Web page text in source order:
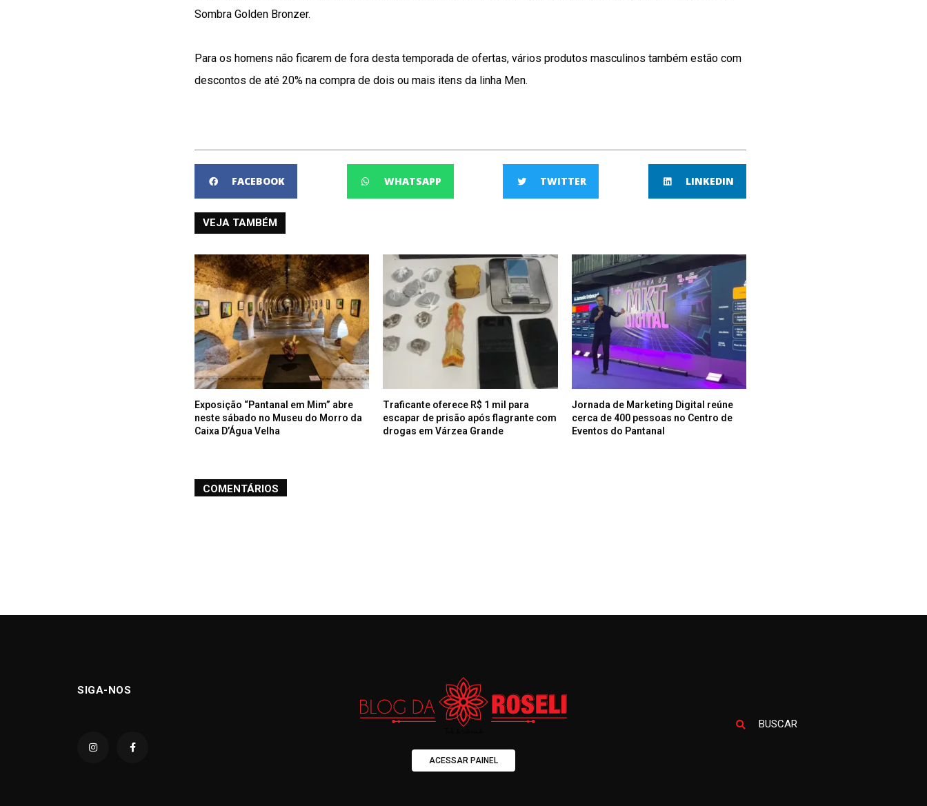
Sombra Golden Bronzer.
Para os homens não ficarem de fora desta temporada de ofertas, vários produtos masculinos também estão com
descontos de até 20% na compra de dois ou mais itens da linha Men.
FACEBOOK WHATSAPP TWITTER LINKEDIN
VEJA TAMBÉM
Exposição “Pantanal em Mim” abre
neste sábado no Museu do Morro da
Caixa D’Água Velha
Traficante oferece R$ 1 mil para
escapar de prisão após flagrante com
drogas em Várzea Grande
Jornada de Marketing Digital reúne
cerca de 400 pessoas no Centro de
Eventos do Pantanal
COMENTÁRIOS
SIGA-NOS
ACESSAR PAINEL
BUSCAR